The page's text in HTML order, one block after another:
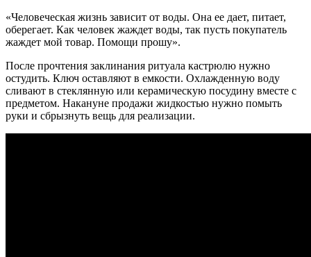
«Человеческая жизнь зависит от воды. Она ее дает, питает,
оберегает. Как человек жаждет воды, так пусть покупатель
жаждет мой товар. Помощи прошу».
После прочтения заклинания ритуала кастрюлю нужно
остудить. Ключ оставляют в емкости. Охлажденную воду
сливают в стеклянную или керамическую посудину вместе с
предметом. Накануне продажи жидкостью нужно помыть
руки и сбрызнуть вещь для реализации.